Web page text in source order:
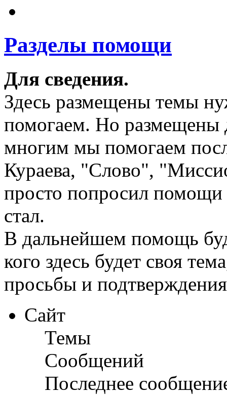
Разделы помощи
Для сведения.
Здесь размещены темы
помогаем. Но размещены
многим мы помогаем
Кураева, "Слово",
просто попросил помощи
стал.
В дальнейшем помощь
кого здесь будет своя
просьбы и
Сайт
Темы
Сообщений
Последнее